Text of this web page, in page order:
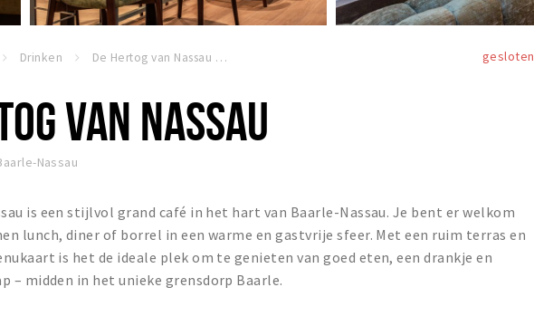
Drinken De Hertog van Nassau gesloten
VAN NASSAU
Nassau
is een stijlvol grand café in het hart van Baarle-Nassau. Je bent er welkom
lunch, diner of borrel in een warme en gastvrije sfeer. Met een ruim terras en
is het de ideale plek om te genieten van goed eten, een drankje en
– midden in het unieke grensdorp Baarle.